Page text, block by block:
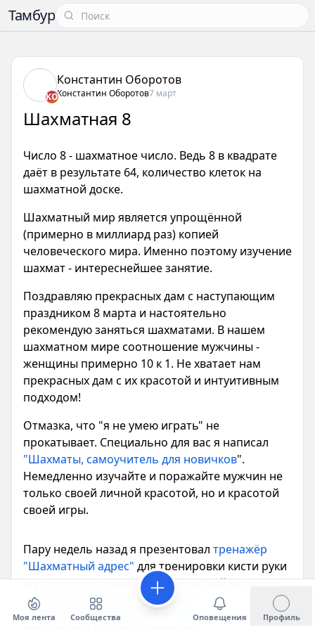
Тамбур
КО
Константин Оборотов
Константин Оборотов7 март
Шахматная 8
Число 8 - шахматное число. Ведь 8 в квадрате
даёт в результате 64, количество клеток на
шахматной доске.
Шахматный мир является упрощённой
(примерно в миллиард раз) копией
человеческого мира. Именно поэтому изучение
шахмат - интереснейшее занятие.
Поздравляю прекрасных дам с наступающим
праздником 8 марта и настоятельно
рекомендую заняться шахматами. В нашем
шахматном мире соотношение мужчины -
женщины примерно 10 к 1. Не хватает нам
прекрасных дам с их красотой и интуитивным
подходом!
Отмазка, что "я не умею играть" не
прокатывает. Специально для вас я написал
"Шахматы, самоучитель для новичков".
Немедленно изучайте и поражайте мужчин не
только своей личной красотой, но и красотой
своей игры.
Пару недель назад я презентовал тренажёр
"Шахматный адрес" для тренировки кисти руки
и улучшения понимания шахматной нотации.
Теперь я презентую вамподробную
Моя лента Сообщества Оповещения Профиль